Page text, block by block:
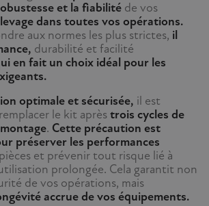
et la fiabilité de vos
dans toutes vos opérations.
aux normes les plus strictes, il
durabilité et facilité
en fait un choix idéal pour les
optimale et sécurisée, il est
le kit aprèstrois cycles de
. Cette précaution est
préserver les performances
et prévenir tout risque lié à
prolongée. Cela garantit non
de vos opérations, mais
accrue de vos équipements.